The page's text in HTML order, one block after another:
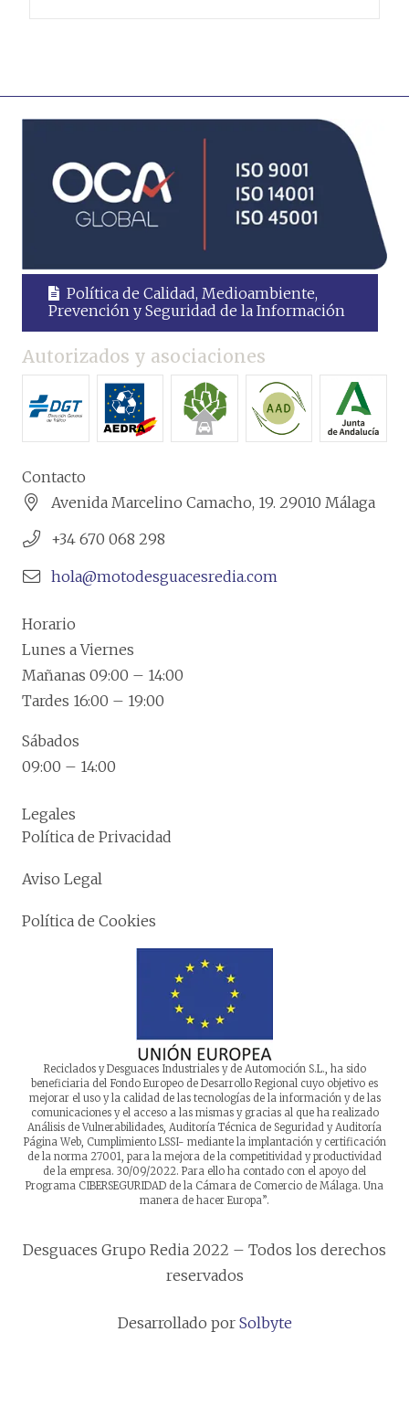
Política de Calidad, Medioambiente,
Prevención y Seguridad de la Información
Autorizados y asociaciones
Contacto
Avenida Marcelino Camacho, 19. 29010 Málaga
+34 670 068 298
hola@motodesguacesredia.com
Horario
Lunes a Viernes
Mañanas 09:00 – 14:00
Tardes 16:00 – 19:00
Sábados
09:00 – 14:00
Legales
Política de Privacidad
Aviso Legal
Política de Cookies
Reciclados y Desguaces Industriales y de Automoción S.L., ha sido
beneficiaria del Fondo Europeo de Desarrollo Regional cuyo objetivo es
mejorar el uso y la calidad de las tecnologías de la información y de las
comunicaciones y el acceso a las mismas y gracias al que ha realizado
Análisis de Vulnerabilidades, Auditoría Técnica de Seguridad y Auditoría
Página Web, Cumplimiento LSSI- mediante la implantación y certificación
de la norma 27001, para la mejora de la competitividad y productividad
de la empresa. 30/09/2022. Para ello ha contado con el apoyo del
Programa CIBERSEGURIDAD de la Cámara de Comercio de Málaga. Una
manera de hacer Europa”.
Desguaces Grupo Redia 2022 – Todos los derechos
reservados
Desarrollado por Solbyte